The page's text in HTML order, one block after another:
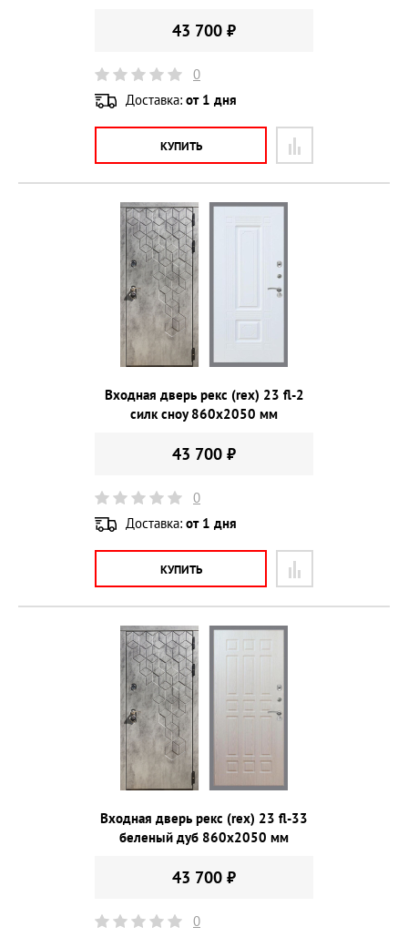
43 700 ₽
0
Доставка: от 1 дня
КУПИТЬ
Входная дверь рекс (rex) 23 fl-2
силк сноу 860х2050 мм
43 700 ₽
0
Доставка: от 1 дня
КУПИТЬ
Входная дверь рекс (rex) 23 fl-33
беленый дуб 860х2050 мм
43 700 ₽
0